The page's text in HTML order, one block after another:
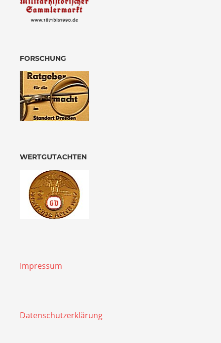
FORSCHUNG
WERTGUTACHTEN
Impressum
Datenschutzerklärung